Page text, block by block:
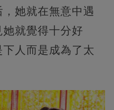
她就在無意中遇
就覺得十分好
人而是成為了太